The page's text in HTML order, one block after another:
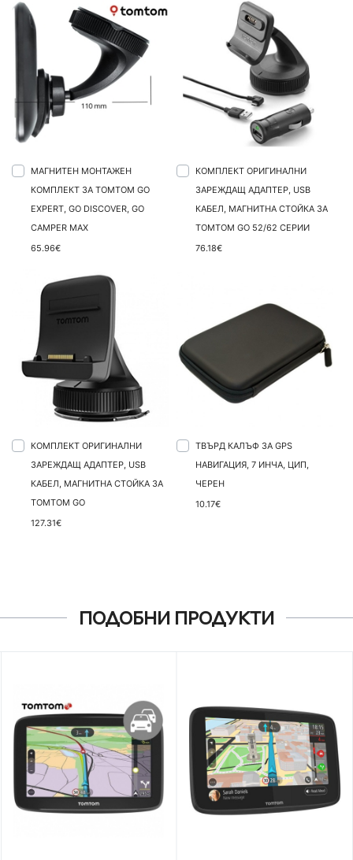
МАГНИТЕН МОНТАЖЕН
КОМПЛЕКТ ЗА TOMTOM GO
EXPERT, GO DISCOVER, GO
CAMPER MAX
65.96€
КОМПЛЕКТ ОРИГИНАЛНИ
ЗАРЕЖДАЩ АДАПТЕР, USB
КАБЕЛ, МАГНИТНА СТОЙКА ЗА
TOMTOM GO 52/62 СЕРИИ
76.18€
КОМПЛЕКТ ОРИГИНАЛНИ
ЗАРЕЖДАЩ АДАПТЕР, USB
КАБЕЛ, МАГНИТНА СТОЙКА ЗА
TOMTOM GO
127.31€
ТВЪРД КАЛЪФ ЗА GPS
НАВИГАЦИЯ, 7 ИНЧА, ЦИП,
ЧЕРЕН
10.17€
ПОДОБНИ ПРОДУКТИ